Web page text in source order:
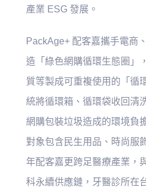
產業 ESG 發展。
PackAge+ 配客嘉攜手電商
造「綠色網購循環生態圈」
質等製成可重複使用的「循
統將循環箱、循環袋收回清
網購包裝垃圾造成的環境負
對象包含民生用品、時尚服
年配客嘉更跨足醫療產業，
科永續供應鏈，牙醫診所在